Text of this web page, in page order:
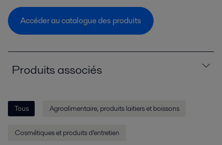
Accéder au catalogue des produits
Produits associés
Tous Agroalimentaire, produits laitiers et boissons
Cosmétiques et produits d’entretien